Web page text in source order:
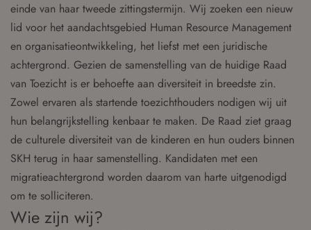
einde van haar tweede zittingstermijn. Wij zoeken een nieuw
lid voor het aandachtsgebied Human Resource Management
en organisatieontwikkeling, het liefst met een juridische
achtergrond. Gezien de samenstelling van de huidige Raad
van Toezicht is er behoefte aan diversiteit in breedste zin.
Zowel ervaren als startende toezichthouders nodigen wij uit
hun belangrijkstelling kenbaar te maken. De Raad ziet graag
de culturele diversiteit van de kinderen en hun ouders binnen
SKH terug in haar samenstelling. Kandidaten met een
migratieachtergrond worden daarom van harte uitgenodigd
om te solliciteren.
Wie zijn wij?